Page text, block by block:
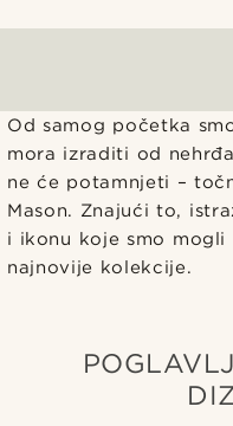
Od samog početka
mora izraditi od
ne će potamnjeti –
Mason. Znajući to,
i ikonu koje smo mogli
najnovije kolekcije.